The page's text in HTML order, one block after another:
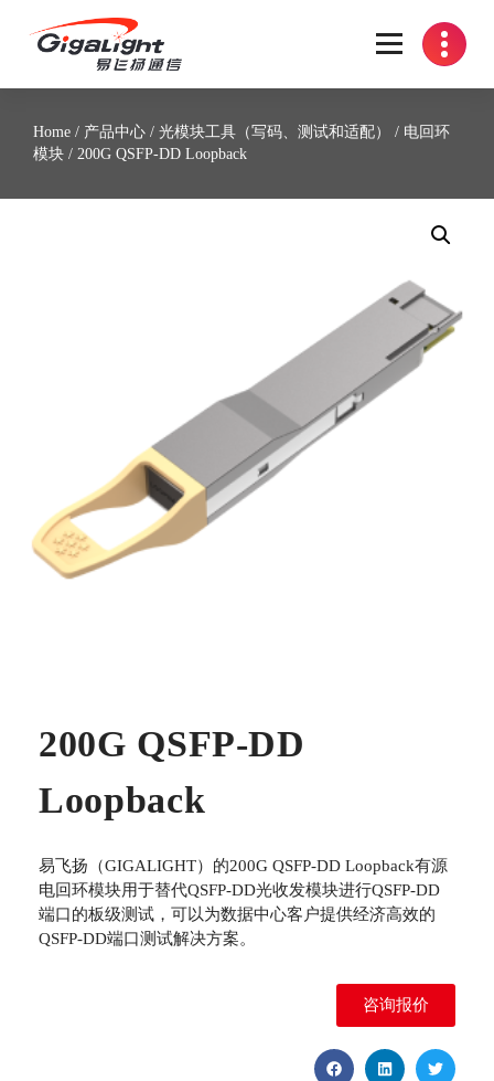
开放光网络器件的向导
Home / 产品中心 / 光模块工具（写码、测试和适配） / 电回环
模块 / 200G QSFP-DD Loopback
200G QSFP-DD
Loopback
易飞扬（GIGALIGHT）的200G QSFP-DD Loopback有源
电回环模块用于替代QSFP-DD光收发模块进行QSFP-DD
端口的板级测试，可以为数据中心客户提供经济高效的
QSFP-DD端口测试解决方案。
咨询报价